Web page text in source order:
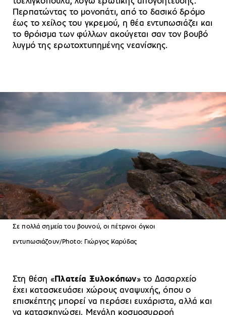
Περπατώντας το μονοπάτι, από το δασικό δρόμο
έως το χείλος του γκρεμού, η θέα εντυπωσιάζει και
το θρόισμα των φύλλων ακούγεται σαν τον βουβό
λυγμό της ερωτοχτυπημένης νεανίσκης.
Σε πολλά σημεία του βουνού, οι πέτρινοι όγκοι
εντυπωσιάζουν/Photo: Γιώργος Καρύδας
Στη θέση «Πλατεία Ξυλοκόπων» το Δασαρχείο
έχει κατασκευάσει χώρους αναψυχής, όπου o
επισκέπτης μπορεί να περάσει ευχάριστα, αλλά και
να κατασκηνώσει. Μεγάλη κοσμοσυρροή